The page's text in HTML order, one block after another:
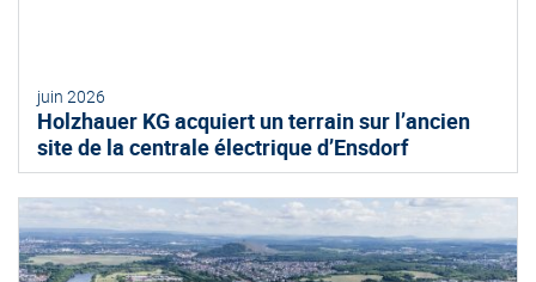
juin 2026
Holzhauer KG acquiert un terrain sur l’ancien
site de la centrale électrique d’Ensdorf